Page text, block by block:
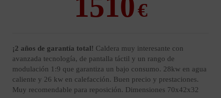
¡2 años de garantía total! Caldera muy interesante con
avanzada tecnología, de pantalla táctil y un rango de
modulación 1:9 que garantiza un bajo consumo. 28kw en agua
caliente y 26 kw en calefacción. Buen precio y prestaciones.
Muy recomendable para reposición. Dimensiones 70x42x32